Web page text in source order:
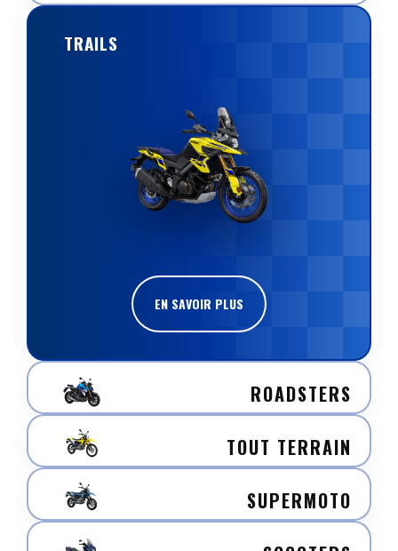
TRAILS
EN SAVOIR PLUS
ROADSTERS
TOUT TERRAIN
SUPERMOTO